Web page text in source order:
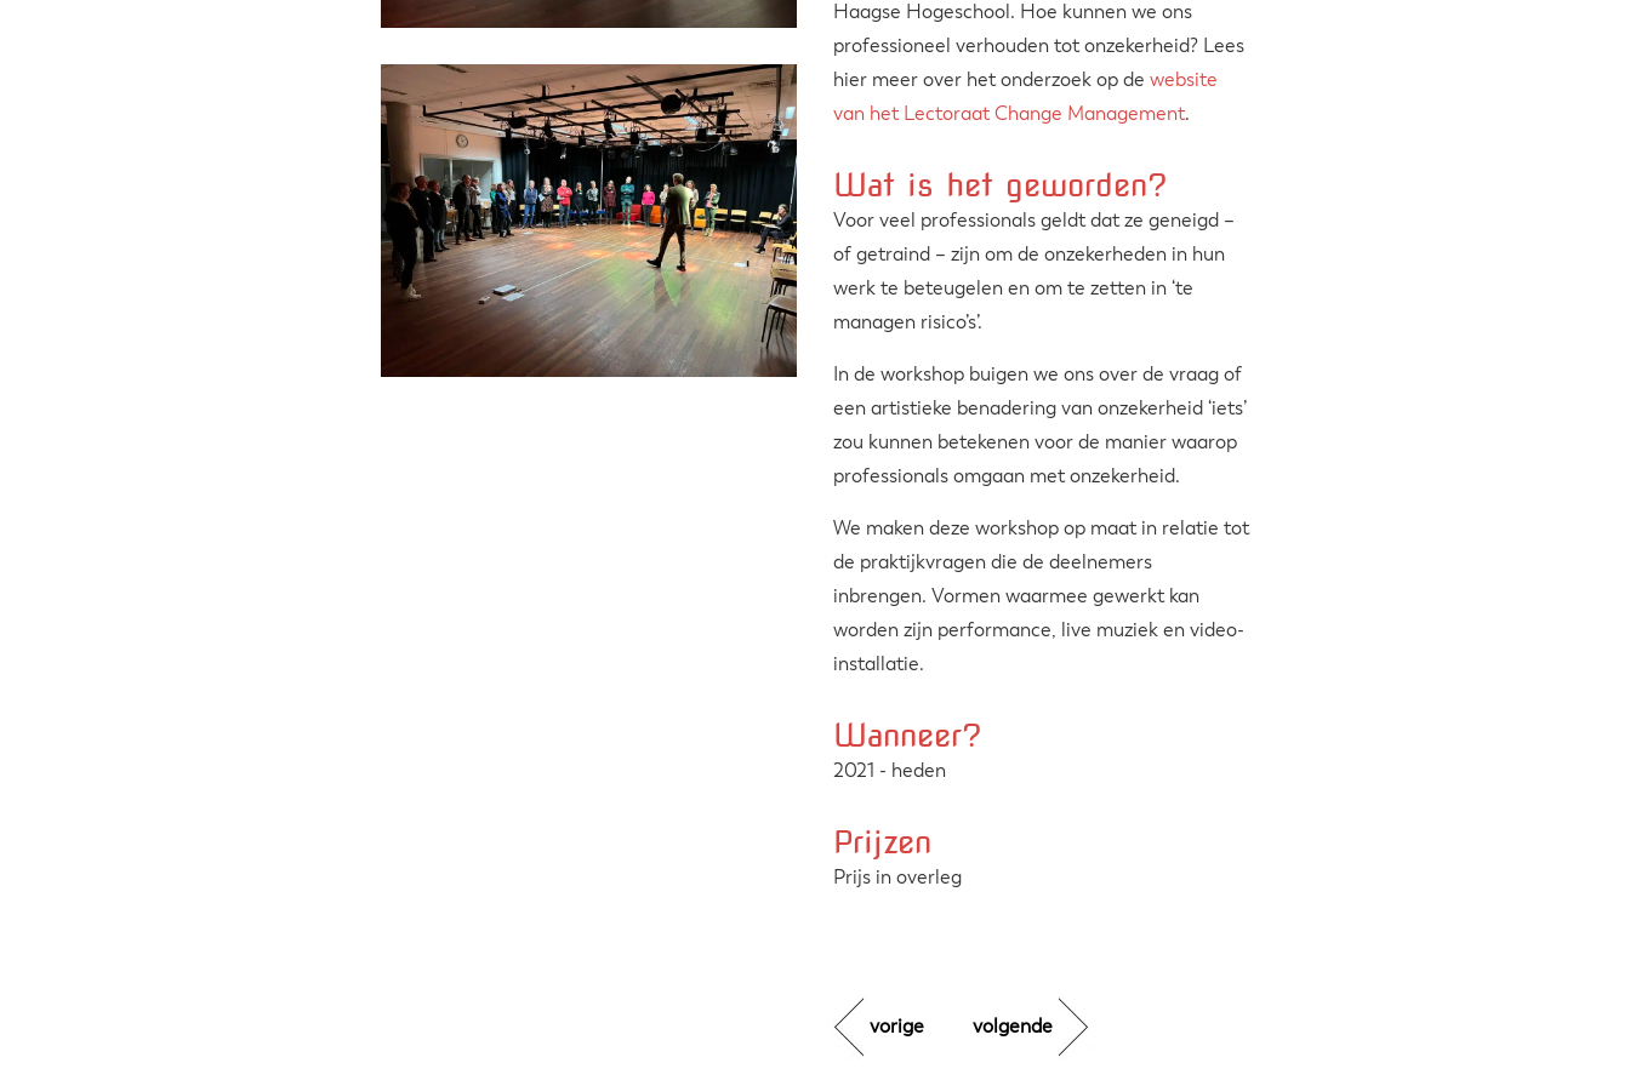
Haagse Hogeschool. Hoe kunnen we ons
professioneel verhouden tot onzekerheid? Lees
hier meer over het onderzoek op de website
van het Lectoraat Change Management.
Wat is het geworden?
Voor veel professionals geldt dat ze geneigd –
of getraind – zijn om de onzekerheden in hun
werk te beteugelen en om te zetten in ‘te
managen risico’s’.
In de workshop buigen we ons over de vraag of
een artistieke benadering van onzekerheid ‘iets’
zou kunnen betekenen voor de manier waarop
professionals omgaan met onzekerheid.
We maken deze workshop op maat in relatie tot
de praktijkvragen die de deelnemers
inbrengen. Vormen waarmee gewerkt kan
worden zijn performance, live muziek en video-
installatie.
Wanneer?
2021 - heden
Prijzen
Prijs in overleg
vorige volgende